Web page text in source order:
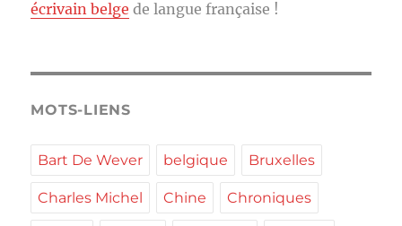
écrivain belge de langue française !
MOTS-LIENS
Bart De Wever belgique Bruxelles
Charles Michel Chine Chroniques